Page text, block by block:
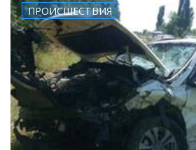
ПРОИСШЕСТВИЯ